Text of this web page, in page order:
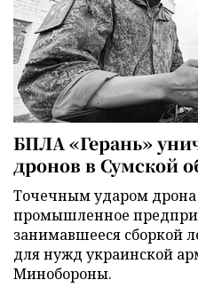
БПЛА «Герань»
дронов в Сумской
Точечным ударом
промышленное
занимавшееся сборкой
для нужд украинской
Минобороны.